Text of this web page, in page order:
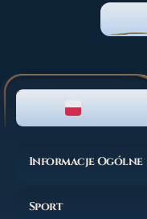
Informacje Ogólne
Sport